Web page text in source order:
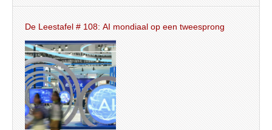
De Leestafel # 108: AI mondiaal op een tweesprong